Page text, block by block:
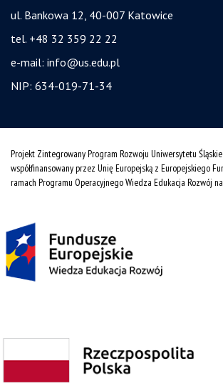
ul. Bankowa 12, 40-007 Katowice
tel. +48 32 359 22 22
e-mail: info@us.edu.pl
NIP: 634-019-71-34
Projekt Zintegrowany Program Rozwoju Uniwersytetu
współfinansowany przez Unię Europejską z Europejskiego
ramach Programu Operacyjnego Wiedza Edukacja Rozwój